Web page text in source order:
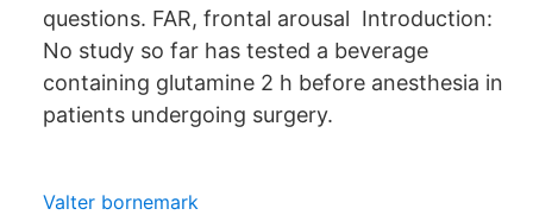
questions. FAR, frontal arousal Introduction:
No study so far has tested a beverage
containing glutamine 2 h before anesthesia in
patients undergoing surgery.
Valter bornemark